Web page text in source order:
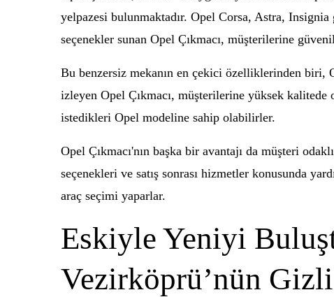
yelpazesi bulunmaktadır. Opel Corsa, Astra,
seçenekler sunan Opel Çıkmacı, müşterilerine
Bu benzersiz mekanın en çekici özelliklerinden biri,
izleyen Opel Çıkmacı, müşterilerine yüksek
istedikleri Opel modeline sahip olabilirler.
Opel Çıkmacı'nın başka bir avantajı da müşteri
seçenekleri ve satış sonrası hizmetler konusunda
araç seçimi yaparlar.
Eskiyle Yeniyi
Vezirköprü’nün